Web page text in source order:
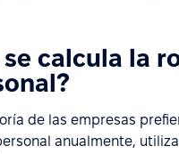
se calcula la
de las empresas
anualmente,